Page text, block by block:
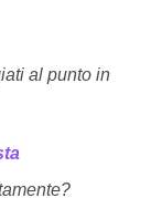
al punto in